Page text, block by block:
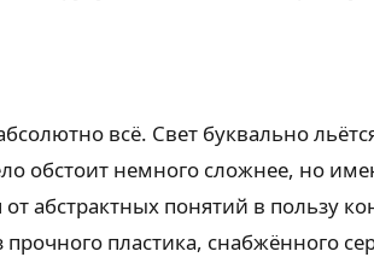
всё. Свет буквально
обстоит немного сложнее, но
абстрактных понятий в пользу
пластика, снабжённого